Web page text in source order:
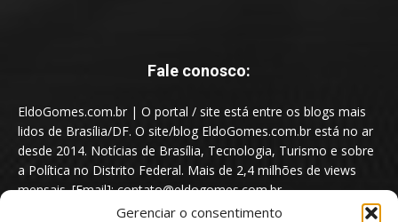
Gerenciar o consentimento
Fale conosco:
EldoGomes.com.br | O portal / site está entre os blogs mais
lidos de Brasília/DF. O site/blog EldoGomes.com.br está no ar
desde 2014. Notícias de Brasília, Tecnologia, Turismo e sobre
a Política no Distrito Federal. Mais de 2,4 milhões de views
mensais. [Email]: contato@eldogomes.com.br